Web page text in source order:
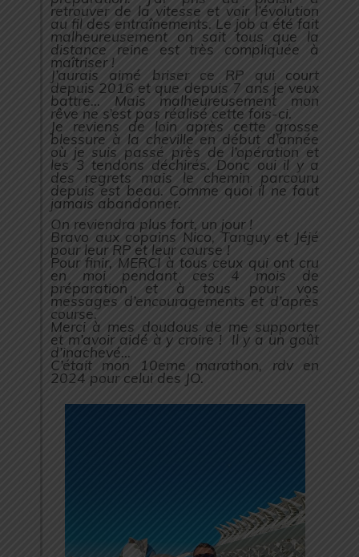
retrouver de la vitesse et voir l’évolution
au fil des entraînements. Le job a été fait
malheureusement on sait tous que la
distance reine est très compliquée à
maîtriser !
J’aurais aimé briser ce RP qui court
depuis 2016 et que depuis 7 ans je veux
battre… Mais malheureusement mon
rêve ne s’est pas réalisé cette fois-ci.
Je reviens de loin après cette grosse
blessure à la cheville en début d’année
où je suis passé près de l’opération et
les 3 tendons déchirés. Donc oui il y a
des regrets mais le chemin parcouru
depuis est beau. Comme quoi il ne faut
jamais abandonner.
On reviendra plus fort, un jour !
Bravo aux copains Nico, Tanguy et Jéjé
pour leur RP et leur course !
Pour finir, MERCI à tous ceux qui ont cru
en moi pendant ces 4 mois de
préparation et à tous pour vos
messages d’encouragements et d’après
course.
Merci à mes doudous de me supporter
et m’avoir aidé à y croire ! Il y a un goût
d’inachevé…
C’était mon 10eme marathon, rdv en
2024 pour celui des JO.